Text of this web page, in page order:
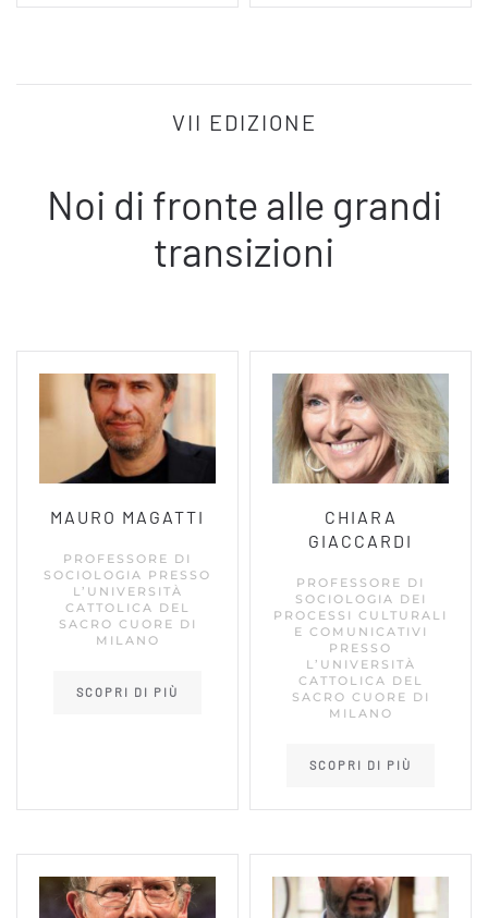
VII EDIZIONE
Noi di fronte alle grandi
transizioni
MAURO MAGATTI
PROFESSORE DI
SOCIOLOGIA PRESSO
L’UNIVERSITÀ
CATTOLICA DEL
SACRO CUORE DI
MILANO
SCOPRI DI PIÙ
CHIARA
GIACCARDI
PROFESSORE DI
SOCIOLOGIA DEI
PROCESSI CULTURALI
E COMUNICATIVI
PRESSO
L’UNIVERSITÀ
CATTOLICA DEL
SACRO CUORE DI
MILANO
SCOPRI DI PIÙ